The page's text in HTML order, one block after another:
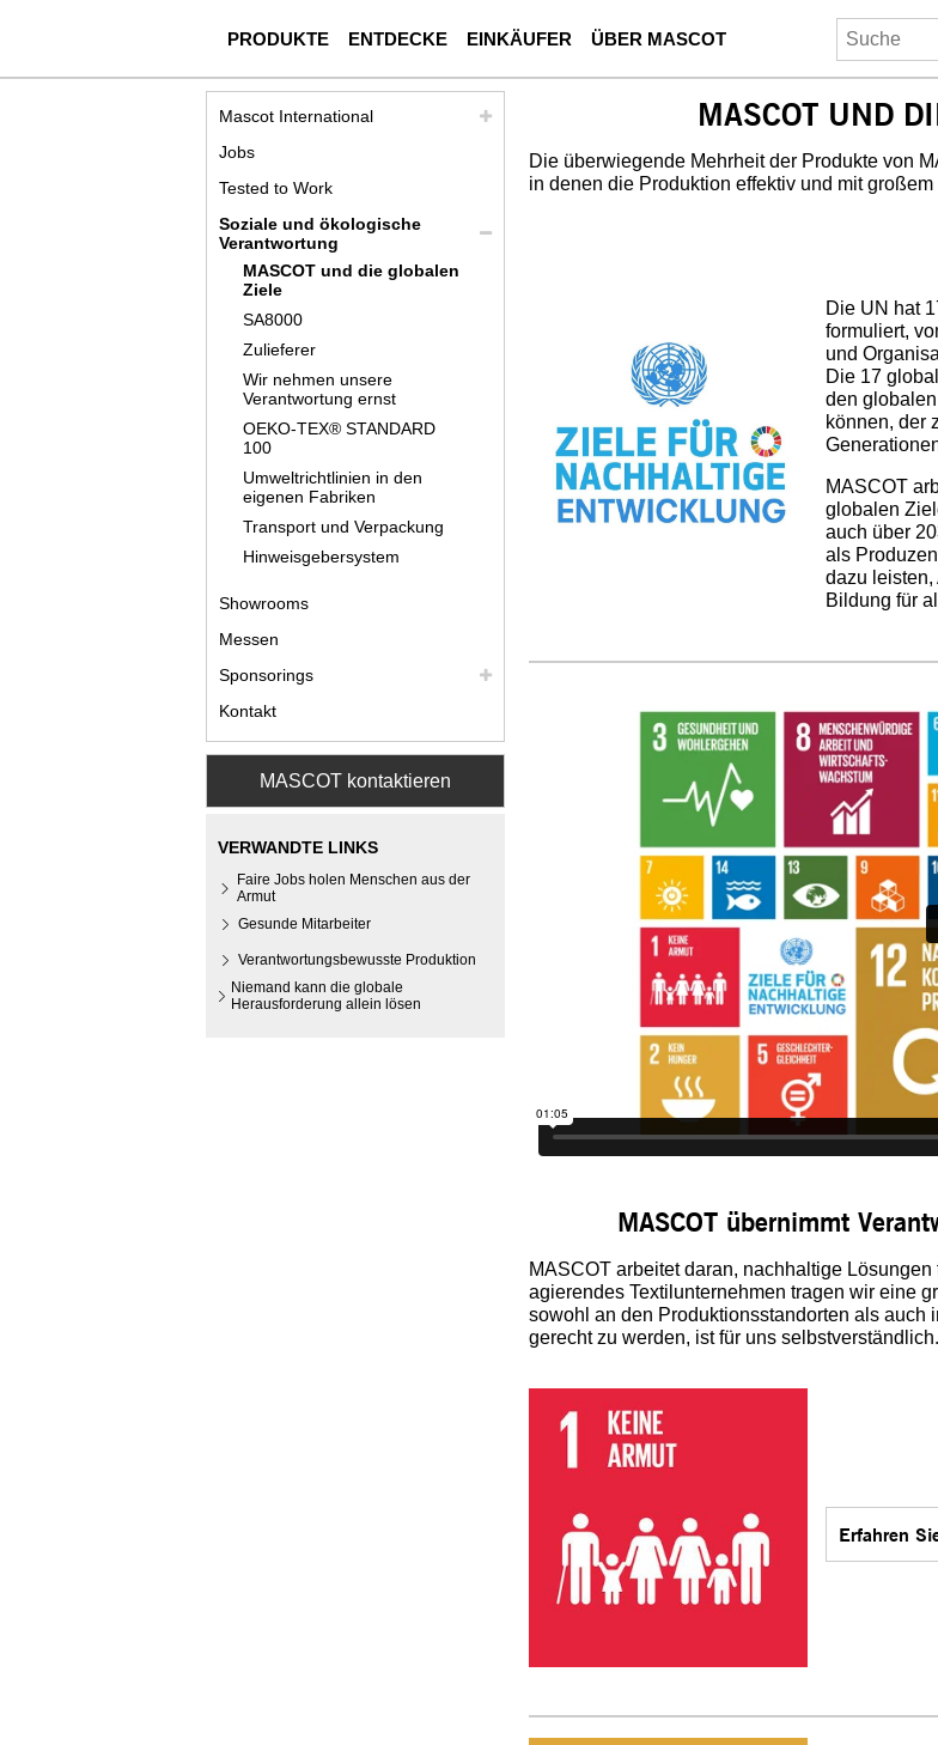
PRODUKTE ENTDECKE EINKÄUFER ÜBER MASCOT
MASCOT UND
Die überwiegende Mehrheit der Produkte von
in denen die Produktion effektiv und mit
Die UN hat
formuliert,
und
Die 17
den
können, der
MASCOT
globalen
auch über
als
dazu leisten,
Bildung für
MASCOT übernimmt
MASCOT arbeitet daran, nachhaltige
agierendes Textilunternehmen tragen wir eine
sowohl an den Produktionsstandorten als auch
gerecht zu werden, ist für uns selbstverständlich.
Erfahren
Mascot International
Jobs
Tested to Work
Soziale und ökologische
Verantwortung
MASCOT und die globalen
Ziele
SA8000
Zulieferer
Wir nehmen unsere
Verantwortung ernst
OEKO-TEX® STANDARD
100
Umweltrichtlinien in den
eigenen Fabriken
Transport und Verpackung
Hinweisgebersystem
Showrooms
Messen
Sponsorings
Kontakt
MASCOT kontaktieren
VERWANDTE LINKS
Faire Jobs holen Menschen aus der
Armut
Gesunde Mitarbeiter
Verantwortungsbewusste Produktion
Niemand kann die globale
Herausforderung allein lösen